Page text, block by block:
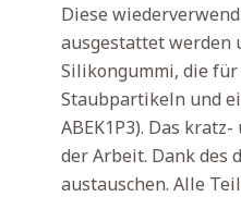
Diese
ausgestattet werden
Silikongummi, die
Staubpartikeln und
ABEK1P3). Das
der Arbeit. Dank des
austauschen. Alle